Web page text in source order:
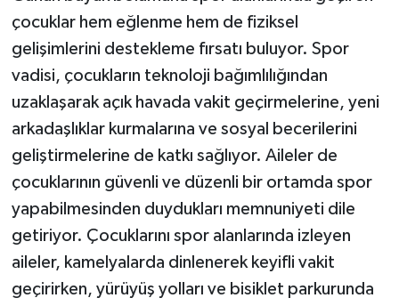
çocuklar hem eğlenme hem de fiziksel
gelişimlerini destekleme fırsatı buluyor. Spor
vadisi, çocukların teknoloji bağımlılığından
uzaklaşarak açık havada vakit geçirmelerine, yeni
arkadaşlıklar kurmalarına ve sosyal becerilerini
geliştirmelerine de katkı sağlıyor. Aileler de
çocuklarının güvenli ve düzenli bir ortamda spor
yapabilmesinden duydukları memnuniyeti dile
getiriyor. Çocuklarını spor alanlarında izleyen
aileler, kamelyalarda dinlenerek keyifli vakit
geçirirken, yürüyüş yolları ve bisiklet parkurunda